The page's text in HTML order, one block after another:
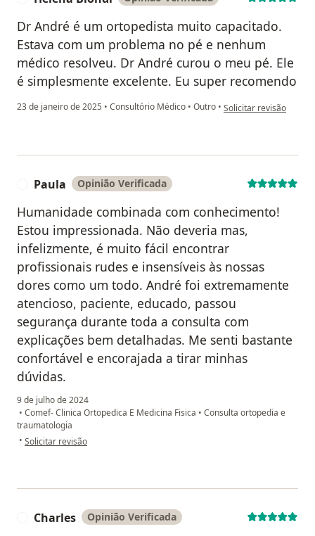
Dr André é um ortopedista muito capacitado.
Estava com um problema no pé e nenhum
médico resolveu. Dr André curou o meu pé. Ele
é simplesmente excelente. Eu super recomendo
23 de janeiro de 2025 • Consultório Médico • Outro • na opinião do
Solicitar revisão
Paula Opinião Verificada
Humanidade combinada com conhecimento!
Estou impressionada. Não deveria mas,
infelizmente, é muito fácil encontrar
profissionais rudes e insensíveis às nossas
dores como um todo. André foi extremamente
atencioso, paciente, educado, passou
segurança durante toda a consulta com
explicações bem detalhadas. Me senti bastante
confortável e encorajada a tirar minhas
dúvidas.
9 de julho de 2024
• Comef- Clinica Ortopedica E Medicina Fisica • Consulta ortopedia e
traumatologia
• na opinião do utilizador Paula
Solicitar revisão
Charles Opinião Verificada